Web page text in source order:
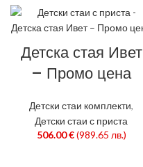
Детска стая Ивет
– Промо цена
Детски стаи комплекти,
Детски стаи с приста
506.00€ (989.65 лв.)